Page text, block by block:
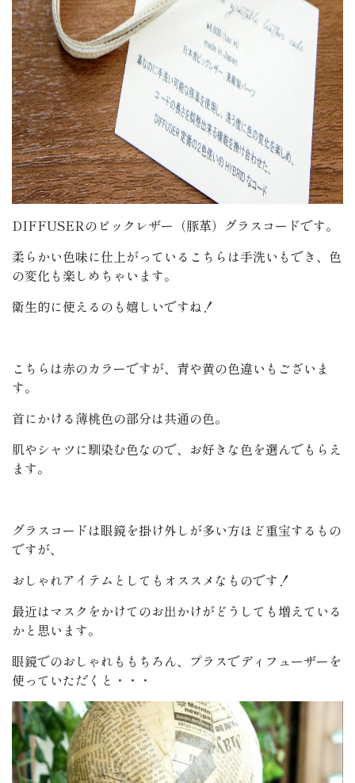
DIFFUSERのピックレザー（豚革）グラスコードです。
柔らかい色味に仕上がっているこちらは手洗いもでき、色
の変化も楽しめちゃいます。
衛生的に使えるのも嬉しいですね！
こちらは赤のカラーですが、青や黄の色違いもございま
す。
首にかける薄桃色の部分は共通の色。
肌やシャツに馴染む色なので、お好きな色を選んでもらえ
ます。
グラスコードは眼鏡を掛け外しが多い方ほど重宝するもの
ですが、
おしゃれアイテムとしてもオススメなものです！
最近はマスクをかけてのお出かけがどうしても増えている
かと思います。
眼鏡でのおしゃれももちろん、プラスでディフューザーを
使っていただくと・・・